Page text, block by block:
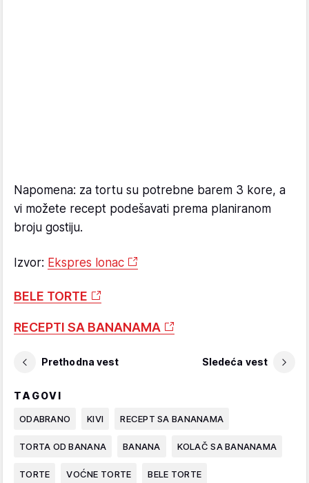
Napomena: za tortu su potrebne barem 3 kore, a
vi možete recept podešavati prema planiranom
broju gostiju.
Izvor: Ekspres lonac
BELE TORTE
RECEPTI SA BANANAMA
Prethodna vest Sledeća vest
TAGOVI
ODABRANO KIVI RECEPT SA BANANAMA
TORTA OD BANANA BANANA KOLAČ SA BANANAMA
TORTE VOĆNE TORTE BELE TORTE